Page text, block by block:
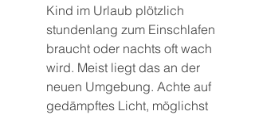
Kind im Urlaub plötzlich
stundenlang zum Einschlafen
braucht oder nachts oft wach
wird. Meist liegt das an der
neuen Umgebung. Achte auf
gedämpftes Licht, möglichst